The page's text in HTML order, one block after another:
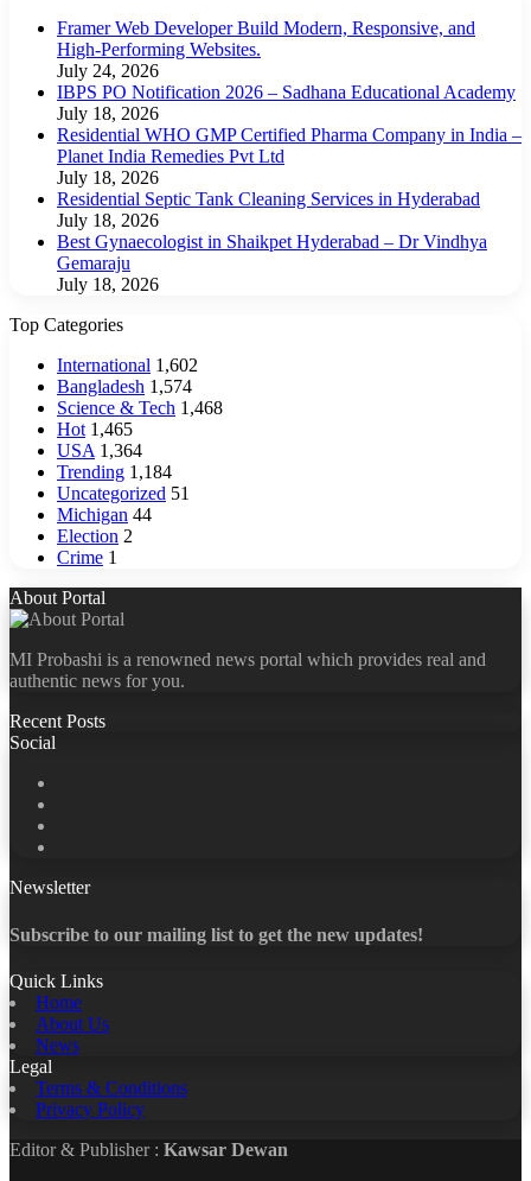
Framer Web Developer Build Modern, Responsive, and
High-Performing Websites.
July 24, 2026
IBPS PO Notification 2026 – Sadhana Educational Academy
July 18, 2026
Residential WHO GMP Certified Pharma Company in India –
Planet India Remedies Pvt Ltd
July 18, 2026
Residential Septic Tank Cleaning Services in Hyderabad
July 18, 2026
Best Gynaecologist in Shaikpet Hyderabad – Dr Vindhya
Gemaraju
July 18, 2026
Top Categories
International 1,602
Bangladesh 1,574
Science & Tech 1,468
Hot 1,465
USA 1,364
Trending 1,184
Uncategorized 51
Michigan 44
Election 2
Crime 1
About Portal
MI Probashi is a renowned news portal which provides real and
authentic news for you.
Recent Posts
Social
Newsletter
Subscribe to our mailing list to get the new updates!
Quick Links
Home
About Us
News
Legal
Terms & Conditions
Privacy Policy
Editor & Publisher : Kawsar Dewan